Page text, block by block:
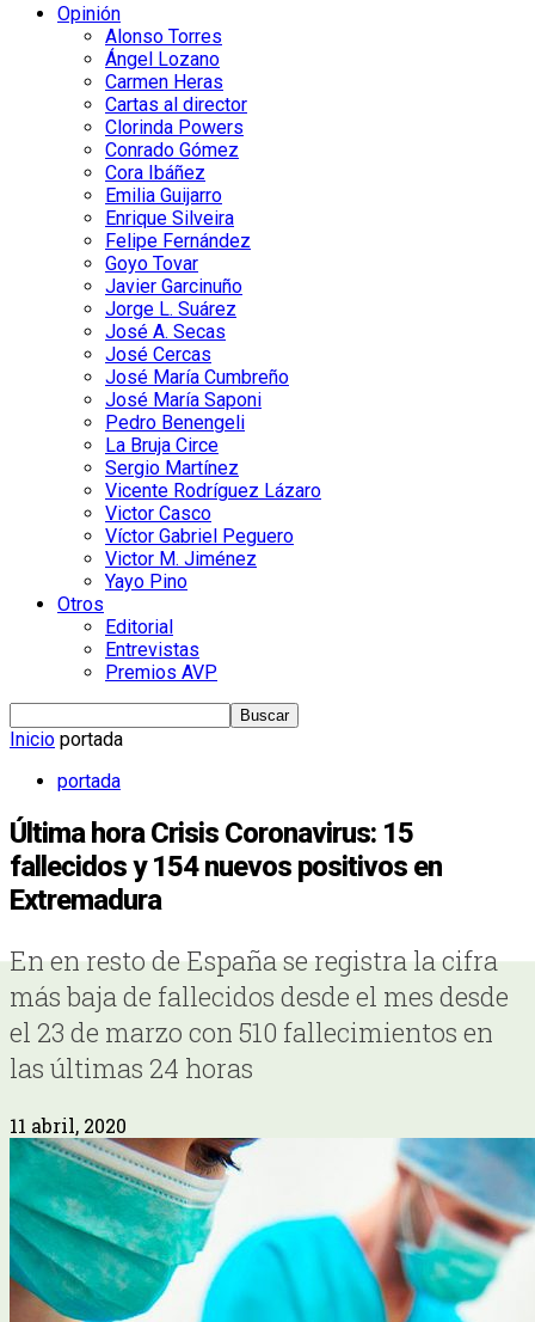
Opinión
Alonso Torres
Ángel Lozano
Carmen Heras
Cartas al director
Clorinda Powers
Conrado Gómez
Cora Ibáñez
Emilia Guijarro
Enrique Silveira
Felipe Fernández
Goyo Tovar
Javier Garcinuño
Jorge L. Suárez
José A. Secas
José Cercas
José María Cumbreño
José María Saponi
Pedro Benengeli
La Bruja Circe
Sergio Martínez
Vicente Rodríguez Lázaro
Victor Casco
Víctor Gabriel Peguero
Victor M. Jiménez
Yayo Pino
Otros
Editorial
Entrevistas
Premios AVP
Inicio portada
portada
Última hora Crisis Coronavirus: 15
fallecidos y 154 nuevos positivos en
Extremadura
En en resto de España se registra la cifra
más baja de fallecidos desde el mes desde
el 23 de marzo con 510 fallecimientos en
las últimas 24 horas
11 abril, 2020